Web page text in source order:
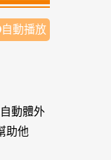
自動播放
動體外
助他